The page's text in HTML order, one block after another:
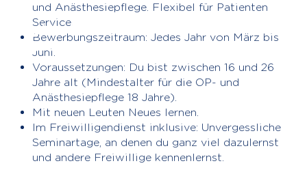
Sophie, FSJlerin auf der
neurochirurgischen Intensivstation
und Anästhesiepflege. Flexibel für Patienten
Service.
Bewerbungszeitraum: Jedes Jahr von März bis
Juni.
Voraussetzungen: Du bist zwischen 16 und 26
Jahre alt (Mindestalter für die OP- und
Anästhesiepflege 18 Jahre).
Mit neuen Leuten Neues lernen.
Im Freiwilligendienst inklusive: Unvergessliche
Seminartage, an denen du ganz viel dazulernst
und andere Freiwillige kennenlernst.